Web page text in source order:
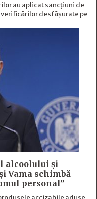
au aplicat sancțiuni de
desfășurate pe
alcoolului și
Vama schimbă
personal”